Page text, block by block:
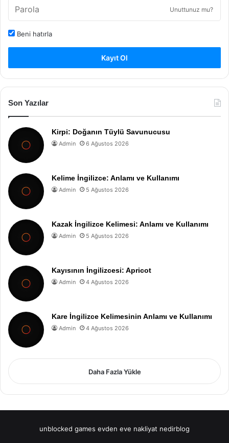
Unuttunuz mu?
Beni hatırla
Kayıt Ol
Son Yazılar
Kirpi: Doğanın Tüylü Savunucusu
Admin 6 Ağustos 2026
Kelime İngilizce: Anlamı ve Kullanımı
Admin 5 Ağustos 2026
Kazak İngilizce Kelimesi: Anlamı ve Kullanımı
Admin 5 Ağustos 2026
Kayısının İngilizcesi: Apricot
Admin 4 Ağustos 2026
Kare İngilizce Kelimesinin Anlamı ve Kullanımı
Admin 4 Ağustos 2026
Daha Fazla Yükle
unblocked games evden eve nakliyat nedirblog